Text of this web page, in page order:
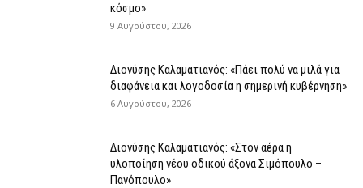
κόσμο»
9 Αυγούστου, 2026
Διονύσης Καλαματιανός: «Πάει πολύ να μιλά για
διαφάνεια και λογοδοσία η σημερινή κυβέρνηση»
6 Αυγούστου, 2026
Διονύσης Καλαματιανός: «Στον αέρα η
υλοποίηση νέου οδικού άξονα Σιμόπουλο –
Πανόπουλο»